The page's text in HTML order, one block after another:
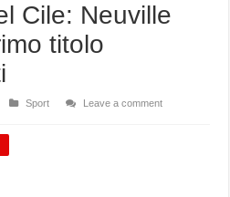
Cile: Neuville
titolo
Sport
Leave a comment